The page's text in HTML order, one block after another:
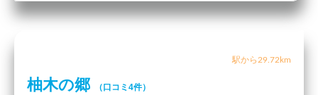
駅から29.72km
柚木の郷 （口コミ4件）